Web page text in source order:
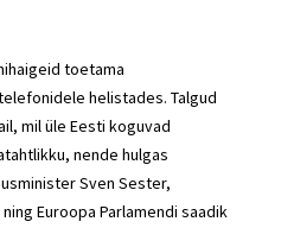
toetama
helistades. Talgud
mil üle Eesti koguvad
nende hulgas
Sven Sester,
Euroopa Parlamendi saadik